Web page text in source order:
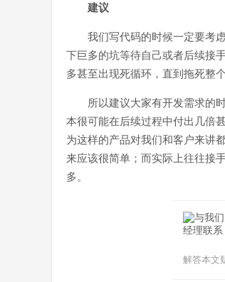
建议
我们写代码的时候一定要考
下巨多的坑等待自己或者后续接
多甚至出现死循环，直到拖死整个
所以建议大家有开发需求的
本很可能在后续过程中付出几倍
为这样的产品对我们和客户来讲
来应该很简单；而实际上往往接
多。
解答本文